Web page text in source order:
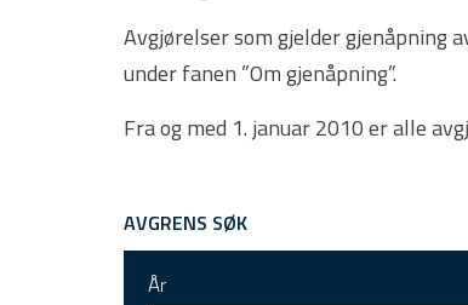
Avgjørelser som gjelder gjenåpning
under fanen ”Om gjenåpning”.
Fra og med 1. januar 2010 er alle
AVGRENS SØK
År